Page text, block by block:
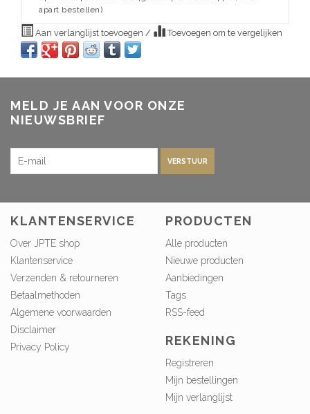
apart bestellen)
Aan verlanglijst toevoegen / Toevoegen om te vergelijken
MELD JE AAN VOOR ONZE
NIEUWSBRIEF
VERSTUUR
KLANTENSERVICE
Over JPTE shop
Klantenservice
Verzenden & retourneren
Betaalmethoden
Algemene voorwaarden
Disclaimer
Privacy Policy
PRODUCTEN
Alle producten
Nieuwe producten
Aanbiedingen
Tags
RSS-feed
REKENING
Registreren
Mijn bestellingen
Mijn verlanglijst